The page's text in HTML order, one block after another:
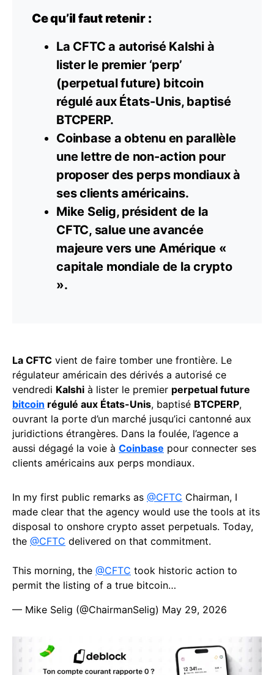
Ce qu’il faut retenir :
La CFTC a autorisé Kalshi à
lister le premier ‘perp’
(perpetual future) bitcoin
régulé aux États-Unis, baptisé
BTCPERP.
Coinbase a obtenu en parallèle
une lettre de non-action pour
proposer des perps mondiaux à
ses clients américains.
Mike Selig, président de la
CFTC, salue une avancée
majeure vers une Amérique «
capitale mondiale de la crypto
».
La CFTC vient de faire tomber une frontière. Le
régulateur américain des dérivés a autorisé ce
vendredi Kalshi à lister le premier perpetual future
bitcoin régulé aux États-Unis, baptisé BTCPERP,
ouvrant la porte d’un marché jusqu’ici cantonné aux
juridictions étrangères. Dans la foulée, l’agence a
aussi dégagé la voie à Coinbase pour connecter ses
clients américains aux perps mondiaux.
In my first public remarks as @CFTC Chairman, I
made clear that the agency would use the tools at its
disposal to onshore crypto asset perpetuals. Today,
the @CFTC delivered on that commitment.
This morning, the @CFTC took historic action to
permit the listing of a true bitcoin…
— Mike Selig (@ChairmanSelig) May 29, 2026